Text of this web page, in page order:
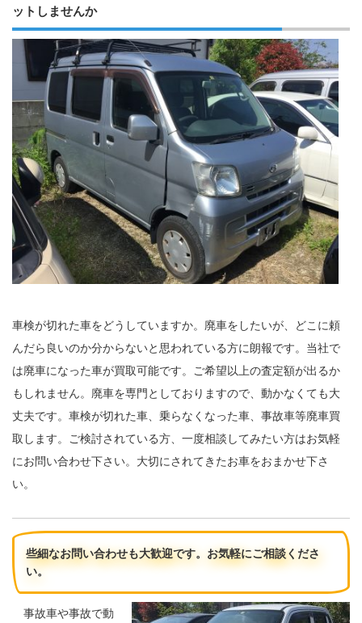
ットしませんか
車検が切れた車をどうしていますか。廃車をしたいが、どこに頼
んだら良いのか分からないと思われている方に朗報です。当社で
は廃車になった車が買取可能です。ご希望以上の査定額が出るか
もしれません。廃車を専門としておりますので、動かなくても大
丈夫です。車検が切れた車、乗らなくなった車、事故車等廃車買
取します。ご検討されている方、一度相談してみたい方はお気軽
にお問い合わせ下さい。大切にされてきたお車をおまかせ下さ
い。
些細なお問い合わせも大歓迎です。お気軽にご相談くださ
い。
事故車や事故で動